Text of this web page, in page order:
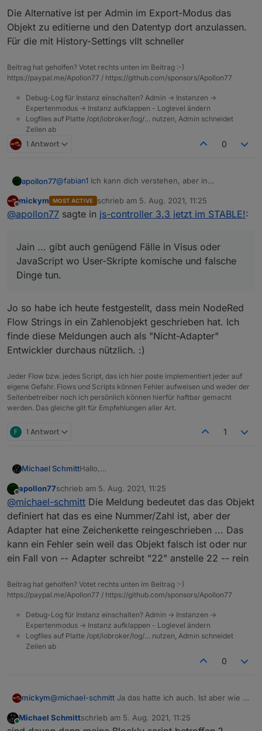
Die Alternative ist per Admin im Export-Modus das
Objekt zu editierne und den Datentyp dort anzulassen.
Für die mit History-Settings vllt schneller
Beitrag hat geholfen? Votet rechts unten im Beitrag :-)
https://paypal.me/Apollon77 / https://github.com/sponsors/Apollon77
Debug-Log für Instanz einschalten? Admin -> Instanzen ->
Expertenmodus -> Instanz aufklappen - Loglevel ändern
Logfiles auf Platte /opt/iobroker/log/… nutzen, Admin schneidet
Zeilen ab
1 Antwort 0
apollon77@fabian1 Ich kann dich verstehen, aber in
haben jetzt ca. 3 Monate an den Adaptern gearbeitet
und dabei über 80 Adapter aktualisiert welche
Daher gab es auch eine Info-Adapter-Meldung dazu
und so weiter.
Das Logging der Meldungen erfolgt nur auf "info".
Sollte sich also mit deinem "warn/error per pushover
EDIT: Für Wled sollte richtung Wochenende ein
Update kommen (ml mindestens im Latest)
Datentyp geschrieben wird, sondern nur die
Entwickler!
JavaScript wo User-Skripte komische und falsche
Dinge tun.
Offline
mickym MOST ACTIVE schrieb am 5. Aug. 2021, 11:25
zuletzt editiert von
@apollon77 sagte in js-controller 3.3 jetzt im STABLE!:
Jain ... gibt auch genügend Fälle in Visus oder
JavaScript wo User-Skripte komische und falsche
Dinge tun.
Jo so habe ich heute festgestellt, dass mein NodeRed
Flow Strings in ein Zahlenobjekt geschrieben hat. Ich
finde diese Meldungen auch als "Nicht-Adapter"
Entwickler durchaus nützlich. :)
Jeder Flow bzw. jedes Script, das ich hier poste implementiert jeder auf
eigene Gefahr. Flows und Scripts können Fehler aufweisen und weder der
Seitenbetreiber noch ich persönlich können hierfür haftbar gemacht
werden. Das gleiche gilt für Empfehlungen aller Art.
F 1 Antwort 1
Michael SchmittHallo,
Offline
apollon77schrieb am 5. Aug. 2021, 11:25
zuletzt editiert von
@michael-schmitt Die Meldung bedeutet das das Objekt
definiert hat das es eine Nummer/Zahl ist, aber der
Adapter hat eine Zeichenkette reingeschrieben ... Das
kann ein Fehler sein weil das Objekt falsch ist oder nur
ein Fall von -- Adapter schreibt "22" anstelle 22 -- rein
Beitrag hat geholfen? Votet rechts unten im Beitrag :-)
https://paypal.me/Apollon77 / https://github.com/sponsors/Apollon77
Debug-Log für Instanz einschalten? Admin -> Instanzen ->
Expertenmodus -> Instanz aufklappen - Loglevel ändern
Logfiles auf Platte /opt/iobroker/log/… nutzen, Admin schneidet
Zeilen ab
0
mickym@michael-schmitt Ja das hatte ich auch. Ist aber wie in
Ich habe die Datenpunkte alle gelöscht (des
Online
Michael Schmittschrieb am 5. Aug. 2021, 11:25
zuletzt editiert von